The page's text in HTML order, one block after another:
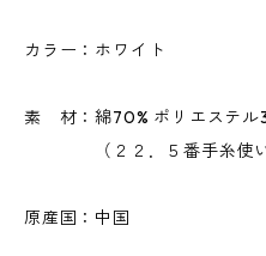
カラー：ホワイト
素 材：綿70% ポリエステル
（２２．５番手糸使い
原産国：中国